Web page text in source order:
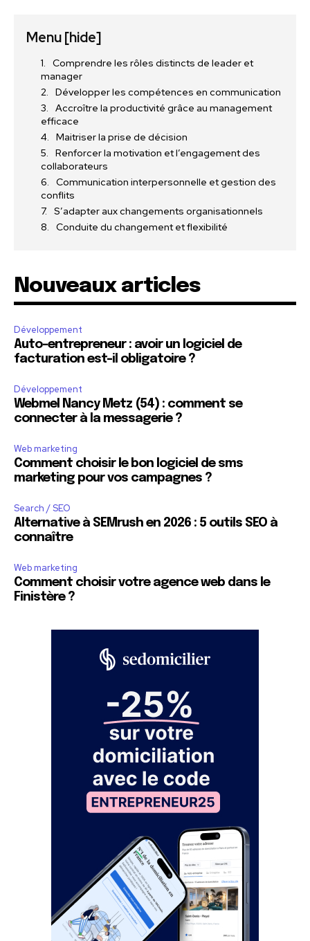
Menu[hide]
Comprendre les rôles distincts de leader et
manager
Développer les compétences en communication
Accroître la productivité grâce au management
efficace
Maitriser la prise de décision
Renforcer la motivation et l’engagement des
collaborateurs
Communication interpersonnelle et gestion des
conflits
S’adapter aux changements organisationnels
Conduite du changement et flexibilité
Nouveaux articles
Développement
Auto-entrepreneur : avoir un logiciel de
facturation est-il obligatoire ?
Développement
Webmel Nancy Metz (54) : comment se
connecter à la messagerie ?
Web marketing
Comment choisir le bon logiciel de sms
marketing pour vos campagnes ?
Search / SEO
Alternative à SEMrush en 2026 : 5 outils SEO à
connaître
Web marketing
Comment choisir votre agence web dans le
Finistère ?